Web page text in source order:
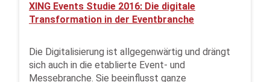
XING Events Studie 2016: Die digitale
Transformation in der Eventbranche
Die Digitalisierung ist allgegenwärtig und drängt
sich auch in die etablierte Event- und
Messebranche. Sie beeinflusst ganze